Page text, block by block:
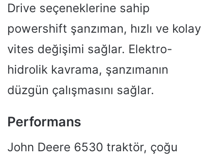
Drive seçeneklerine sahip
powershift şanzıman, hızlı ve kolay
vites değişimi sağlar. Elektro-
hidrolik kavrama, şanzımanın
düzgün çalışmasını sağlar.
Performans
John Deere 6530 traktör, çoğu